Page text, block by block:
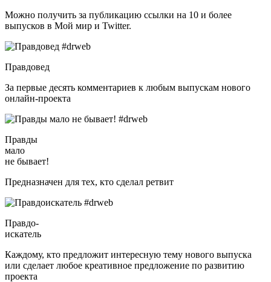
Можно получить за публикацию ссылки на 10 и более
выпусков в Мой мир и Twitter.
Правдовед
За первые десять комментариев к любым выпускам нового
онлайн-проекта
Правды
мало
не бывает!
Предназначен для тех, кто сделал ретвит
Правдо-
искатель
Каждому, кто предложит интересную тему нового выпуска
или сделает любое креативное предложение по развитию
проекта